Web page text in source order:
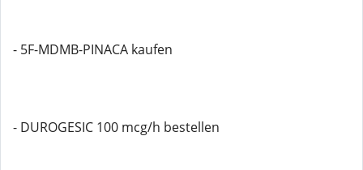
- 5F-MDMB-PINACA kaufen
- DUROGESIC 100 mcg/h bestellen